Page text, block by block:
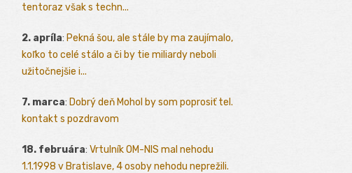
tentoraz však s techn...
2. apríla: Pekná šou, ale stále by ma zaujímalo,
koľko to celé stálo a či by tie miliardy neboli
užitočnejšie i...
7. marca: Dobrý deň Mohol by som poprosiť tel.
kontakt s pozdravom
18. februára: Vrtulník OM-NIS mal nehodu
1.1.1998 v Bratislave, 4 osoby nehodu neprežili.